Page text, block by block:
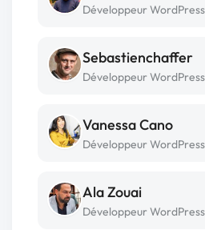
Développeur WordPress
Sebastienchaffer
Développeur
Vanessa Cano
Ala Zouai